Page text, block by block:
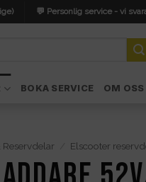
💬 Personlig service - vi
BOKA SERVICE OM OSS
Elscooter